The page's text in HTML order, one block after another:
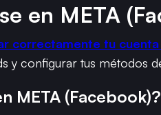
en META
correctamente tu
y configurar tus métodos
META (Facebook)?